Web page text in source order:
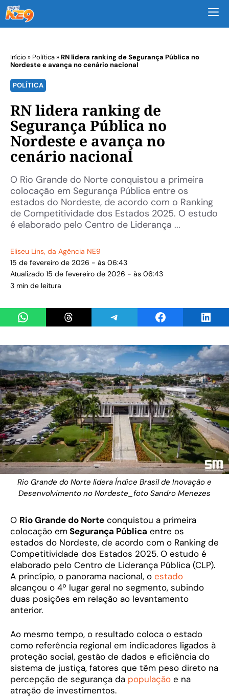
Início » Política»RN lidera ranking de Segurança Pública no
Nordeste e avança no cenário nacional
POLÍTICA
RN lidera ranking de
Segurança Pública no
Nordeste e avança no
cenário nacional
O Rio Grande do Norte conquistou a primeira
colocação em Segurança Pública entre os
estados do Nordeste, de acordo com o Ranking
de Competitividade dos Estados 2025. O estudo
é elaborado pelo Centro de Liderança ...
Eliseu Lins, da Agência NE9
15 de fevereiro de 2026 - às 06:43
Atualizado 15 de fevereiro de 2026 - às 06:43
3 min de leitura
Share on WhatsAppShare on ThreadsShare on TelegramShare on Facebook
Rio Grande do Norte lidera Índice Brasil de Inovação e
Desenvolvimento no Nordeste_foto Sandro Menezes
O Rio Grande do Norte conquistou a primeira
colocação emSegurança Pública entre os
estados do Nordeste, de acordo com o Ranking de
Competitividade dos Estados 2025. O estudo é
elaborado pelo Centro de Liderança Pública (CLP).
A princípio, o panorama nacional, o estado
alcançou o 4º lugar geral no segmento, subindo
duas posições em relação ao levantamento
anterior.
Ao mesmo tempo, o resultado coloca o estado
como referência regional em indicadores ligados à
proteção social, gestão de dados e eficiência do
sistema de justiça, fatores que têm peso direto na
percepção de segurança da população e na
atração de investimentos.